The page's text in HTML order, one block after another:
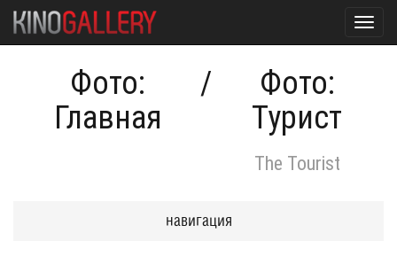
Фото:
Главная
/
Фото:
Турист
The Tourist
навигация